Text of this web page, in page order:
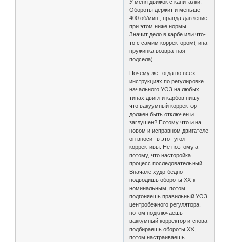
У меня движок с капиталки.
Обороты держит и меньше
400 об/мин., правда давление
при этом ниже нормы.
Значит дело в карбе или что-
то с самим корректором(типа
пружинка возвратная
подсела)
Почему же тогда во всех
инструкциях по регулировке
начального УОЗ на любых
типах двигл и карбов пишут
что вакуумный корректор
должен быть отключен и
заглушен? Потому что и на
новом и исправном двигателе
он вносит в этот угол
коррективы. Не поэтому а
потому, что насторойка
процесс последовательный.
Вначале худо-бедно
подводишь обороты ХХ к
номинальным, потом
подгоняешь правильный УОЗ
центробежного регулятора,
потом подключаешь
ваккумный корректор и снова
подбираешь обороты ХХ,
потом настраиваешь